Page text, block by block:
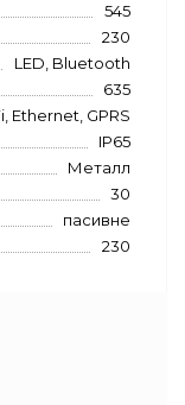
545
230
LED, Bluetooth
635
Ethernet, GPRS
IP65
Металл
30
пасивне
230